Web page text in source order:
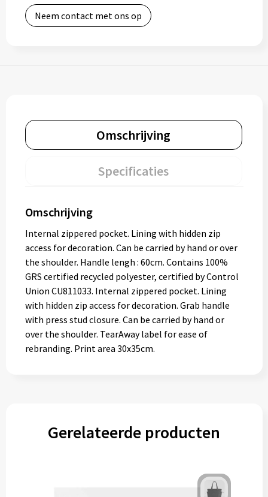
Neem contact met ons op
Omschrijving
Specificaties
Omschrijving
Internal zippered pocket. Lining with hidden zip
access for decoration. Can be carried by hand or over
the shoulder. Handle lengh : 60cm. Contains 100%
GRS certified recycled polyester, certified by Control
Union CU811033. Internal zippered pocket. Lining
with hidden zip access for decoration. Grab handle
with press stud closure. Can be carried by hand or
over the shoulder. TearAway label for ease of
rebranding. Print area 30x35cm.
Gerelateerde producten